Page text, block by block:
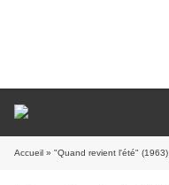
Accueil » "Quand revient l'été" (1963)